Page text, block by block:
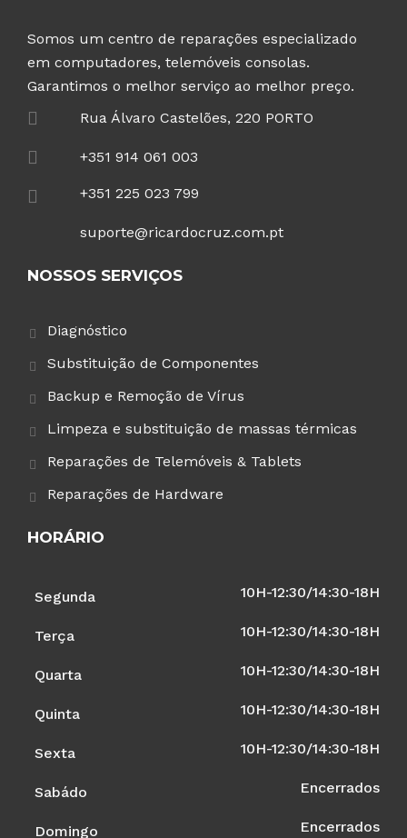
Somos um centro de reparações especializado
em computadores, telemóveis consolas.
Garantimos o melhor serviço ao melhor preço.
Rua Álvaro Castelões, 220 PORTO
+351 914 061 003
+351 225 023 799
suporte@ricardocruz.com.pt
NOSSOS SERVIÇOS
Diagnóstico
Substituição de Componentes
Backup e Remoção de Vírus
Limpeza e substituição de massas térmicas
Reparações de Telemóveis & Tablets
Reparações de Hardware
HORÁRIO
Segunda 10H-12:30/14:30-18H
Terça 10H-12:30/14:30-18H
Quarta 10H-12:30/14:30-18H
Quinta 10H-12:30/14:30-18H
Sexta 10H-12:30/14:30-18H
Sabádo Encerrados
Domingo Encerrados